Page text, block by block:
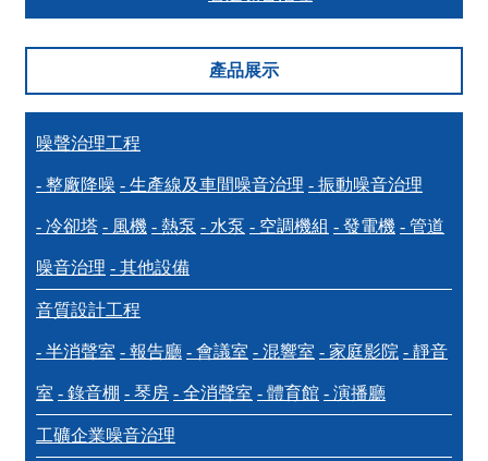
產品展示
噪聲治理工程
- 整廠降噪 - 生產線及車間噪音治理 - 振動噪音治理
- 冷卻塔 - 風機 - 熱泵 - 水泵 - 空調機組 - 發電機 - 管道
噪音治理 - 其他設備
音質設計工程
- 半消聲室 - 報告廳 - 會議室 - 混響室 - 家庭影院 - 靜音
室 - 錄音棚 - 琴房 - 全消聲室 - 體育館 - 演播廳
工礦企業噪音治理